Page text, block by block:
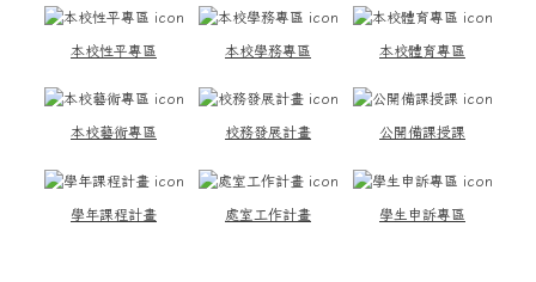
本校性平專區 本校學務專區 本校體育專區
本校藝術專區 校務發展計畫 公開備課授課
學年課程計畫 處室工作計畫 學生申訴專區